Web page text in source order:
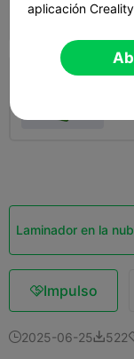
Laminador en la
Impulso
2025-06-25522
aplicación